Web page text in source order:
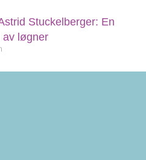
Stuckelberger: En
av løgner